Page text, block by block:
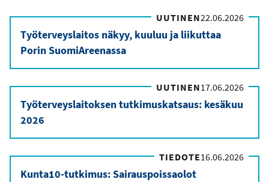
UUTINEN22.06.2026
Työterveyslaitos näkyy, kuuluu ja liikuttaa
Porin SuomiAreenassa
UUTINEN17.06.2026
Työterveyslaitoksen tutkimuskatsaus: kesäkuu
2026
TIEDOTE16.06.2026
Kunta10-tutkimus: Sairauspoissaolot